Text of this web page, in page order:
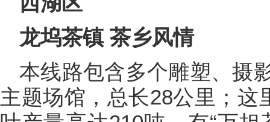
龙坞茶镇 茶乡风情
本线路包含多个雕塑、摄
主题场馆，总长28公里；这